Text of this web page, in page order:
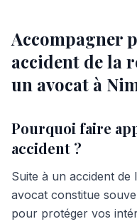
Accompagner
accident de la
un avocat à
Pourquoi faire
accident ?
Suite à un accident
avocat constitue
pour protéger vos